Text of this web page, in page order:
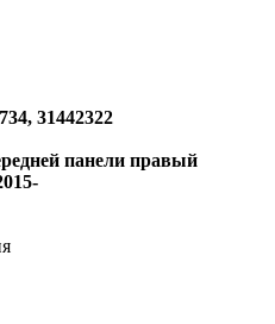
31442322
панели правый